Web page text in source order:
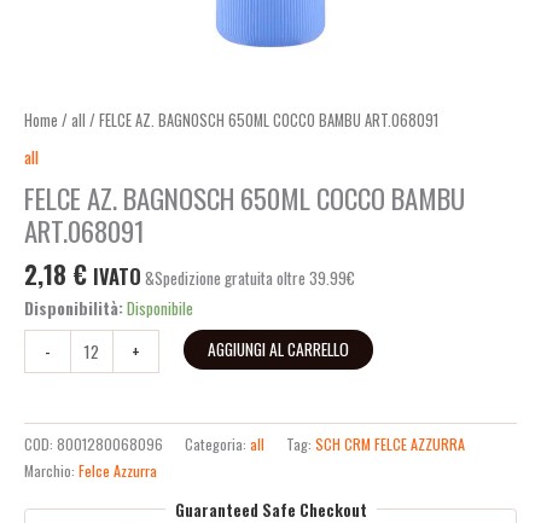
Home / all / FELCE AZ. BAGNOSCH 650ML COCCO BAMBU ART.068091
all
FELCE AZ. BAGNOSCH 650ML COCCO BAMBU
ART.068091
2,18 € IVATO &Spedizione gratuita oltre 39.99€
Disponibilità:Disponibile
-
+ AGGIUNGI AL CARRELLO
COD: 8001280068096 Categoria: all Tag: SCH CRM FELCE AZZURRA
Marchio: Felce Azzurra
Guaranteed Safe Checkout